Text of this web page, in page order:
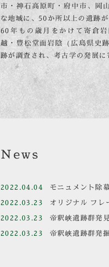
市・神石高原町・府中市、岡
な地域に、 50か所以上の遺跡が
60年もの歳月をかけて寄倉岩
越・豊松堂面岩陰（広島県史
跡が調査され、考古学の発展に
2022.04.04
モニュメント除
2022.03.23
オリジナル フレ
2022.03.23
帝釈峡遺跡群発
2022.03.23
帝釈峡遺跡群発